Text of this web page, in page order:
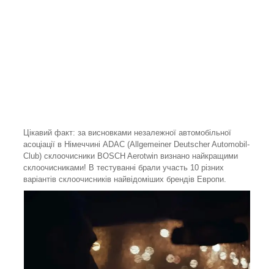
Цікавий факт: за висновками незалежної автомобільної
асоціації в Німеччині ADAC (Allgemeiner Deutscher Automobil-
Club) склоочисники BOSCH Aerotwin визнано найкращими
склоочисниками! В тестуванні брали участь 10 різних
варіантів склоочисників найвідоміших брендів Европи.